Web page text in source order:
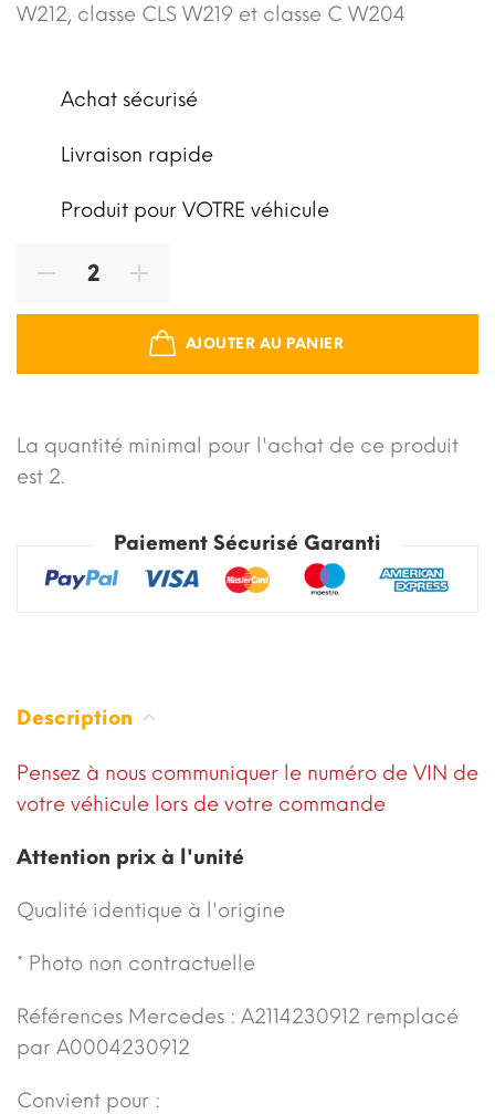
W212, classe CLS W219 et classe C W204
Achat sécurisé
Livraison rapide
Produit pour VOTRE véhicule
AJOUTER AU PANIER
La quantité minimal pour l'achat de ce produit
est 2.
Paiement Sécurisé Garanti
Description
Pensez à nous communiquer le numéro de VIN de
votre véhicule lors de votre commande
Attention prix à l'unité
Qualité identique à l'origine
* Photo non contractuelle
Références Mercedes : A2114230912 remplacé
par A0004230912
Convient pour :